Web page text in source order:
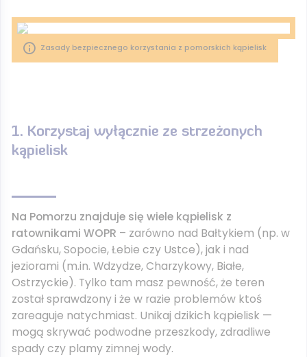
Zasady bezpiecznego korzystania z pomorskich kąpielisk
1. Korzystaj wyłącznie ze strzeżonych
kąpielisk
Na Pomorzu znajduje się wiele kąpielisk z
ratownikami WOPR – zarówno nad Bałtykiem (np. w
Gdańsku, Sopocie, Łebie czy Ustce), jak i nad
jeziorami (m.in. Wdzydze, Charzykowy, Białe,
Ostrzyckie). Tylko tam masz pewność, że teren
został sprawdzony i że w razie problemów ktoś
zareaguje natychmiast. Unikaj dzikich kąpielisk —
mogą skrywać podwodne przeszkody, zdradliwe
spady czy plamy zimnej wody.